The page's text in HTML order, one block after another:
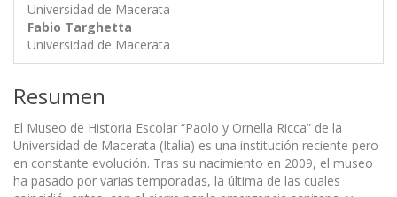
Universidad de Macerata
Fabio Targhetta
Universidad de Macerata
Resumen
El Museo de Historia Escolar “Paolo y Ornella Ricca” de la
Universidad de Macerata (Italia) es una institución reciente pero
en constante evolución. Tras su nacimiento en 2009, el museo
ha pasado por varias temporadas, la última de las cuales